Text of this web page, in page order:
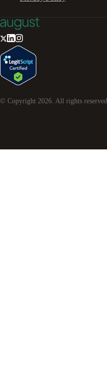
© Copyright 2026 . All rights reserved.